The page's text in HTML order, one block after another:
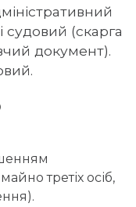
судовий (скарга
документ).
третіх осіб,